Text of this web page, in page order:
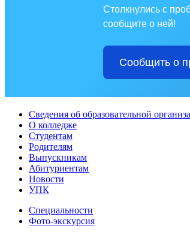
Столкнулись с
сообщите о ней!
Сообщить о
Сведения об образовательной
О колледже
Студентам
Родителям
Выпускникам
Абитуриентам
Новости
УПК
Специальности
Фото-экскурсия